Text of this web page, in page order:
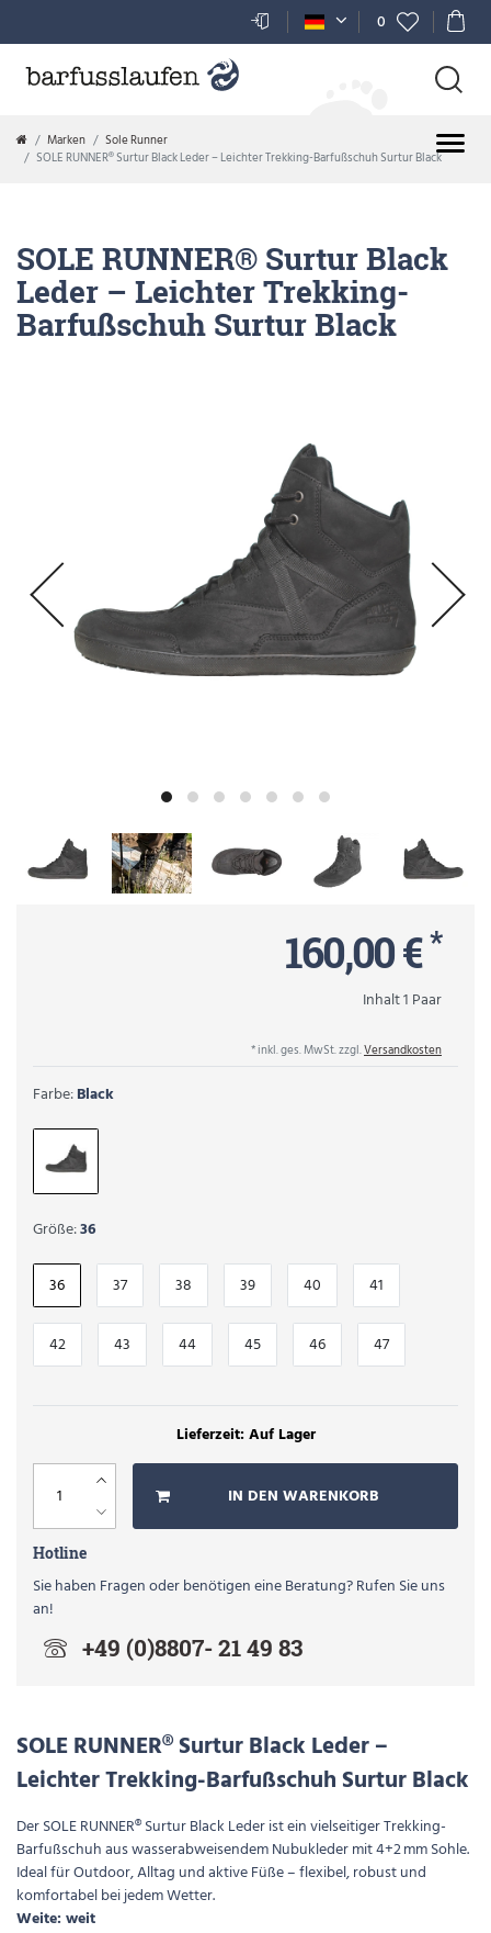
0
Marken
Sole Runner
SOLE RUNNER® Surtur Black Leder – Leichter Trekking-Barfußschuh Surtur Black
SOLE RUNNER® Surtur Black
Leder – Leichter Trekking-
Barfußschuh Surtur Black
160,00 €*
Inhalt1 Paar
* inkl. ges. MwSt. zzgl.Versandkosten
Farbe:Black
Größe:36
36 37 38 39 40 41
42 43 44 45 46 47
Auf Lager
IN DEN WARENKORB
Hotline
Sie haben Fragen oder benötigen eine Beratung? Rufen Sie uns
an!
+49 (0)8807- 21 49 83
SOLE RUNNER® Surtur Black Leder –
Leichter Trekking-Barfußschuh Surtur Black
Der SOLE RUNNER® Surtur Black Leder ist ein vielseitiger Trekking-
Barfußschuh aus wasserabweisendem Nubukleder mit 4+2 mm Sohle.
Ideal für Outdoor, Alltag und aktive Füße – flexibel, robust und
komfortabel bei jedem Wetter.
Weite: weit